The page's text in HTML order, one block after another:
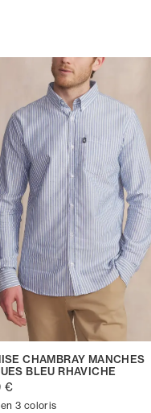
CHAMBRAY MANCHES
BLEU RHAVICHE
€
3 coloris